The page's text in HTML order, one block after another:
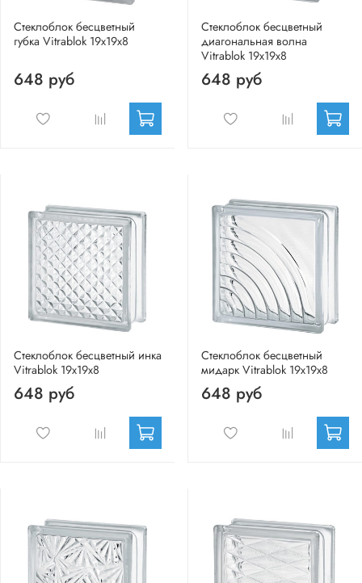
Стеклоблок бесцветный
губка Vitrablok 19х19х8
648 руб
Стеклоблок бесцветный
диагональная волна
Vitrablok 19х19х8
648 руб
Стеклоблок бесцветный инка
Vitrablok 19х19х8
648 руб
Стеклоблок бесцветный
мидарк Vitrablok 19х19х8
648 руб